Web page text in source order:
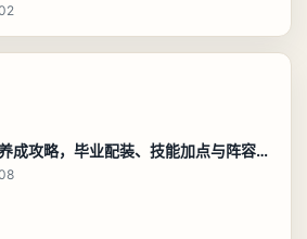
异环白藏养成攻略，毕业配装、技能加点与阵容搭配保姆级解析